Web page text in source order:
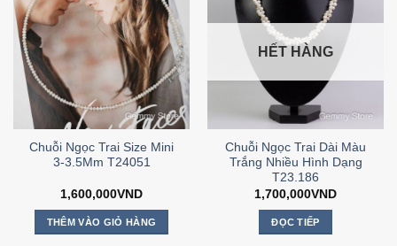
Chuỗi Ngọc Trai Size Mini
3-3.5Mm T24051
1,600,000VND
THÊM VÀO GIỎ HÀNG
HẾT HÀNG
Chuỗi Ngọc Trai Dài Màu
Trắng Nhiều Hình Dạng
T23.186
1,700,000VND
ĐỌC TIẾP